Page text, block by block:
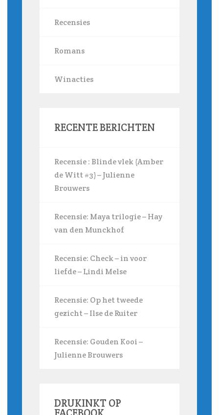
Recensies
Romans
Winacties
RECENTE BERICHTEN
Recensie : Blinde vlek (Amber
de Witt #3) – Julienne
Brouwers
Recensie: Maya trilogie – Hay
van den Munckhof
Recensie: Check – in voor
liefde – Lindi Melse
Recensie: Op het tweede
gezicht – Ilse de Ruiter
Recensie: Gouden Kooi –
Julienne Brouwers
DRUKINKT OP